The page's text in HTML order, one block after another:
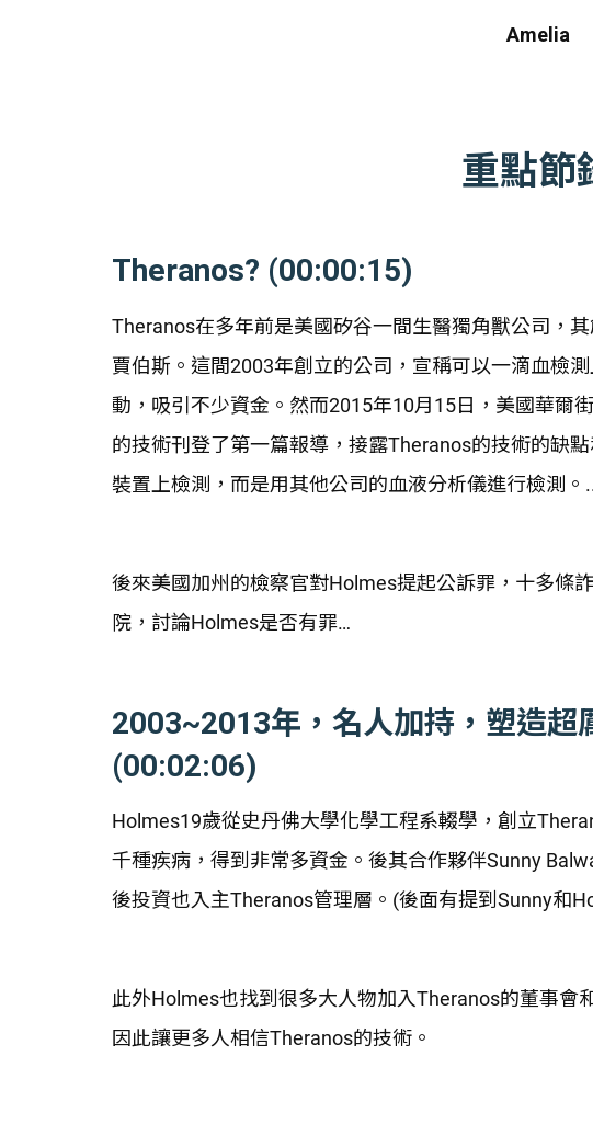
Amelia
重點節
Theranos? (00:00:15)
Theranos在多年前是美國矽谷一間生醫獨角獸公司，
賈伯斯。這間2003年創立的公司，宣稱可以一滴血檢
動，吸引不少資金。然而2015年10月15日，美國華爾
的技術刊登了第一篇報導，接露Theranos的技術的缺
裝置上檢測，而是用其他公司的血液分析儀進行檢測。
後來美國加州的檢察官對Holmes提起公訴罪，十多條
院，討論Holmes是否有罪…
2003~2013年，名人加持，塑造超
(00:02:06)
Holmes19歲從史丹佛大學化學工程系輟學，創立
千種疾病，得到非常多資金。後其合作夥伴Sunny
後投資也入主Theranos管理層。(後面有提到Sunny和
此外Holmes也找到很多大人物加入Theranos的董事會
因此讓更多人相信Theranos的技術。